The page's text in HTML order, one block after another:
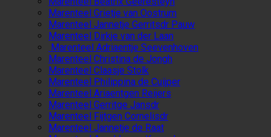
Marenteel Grietje van Oostrum
Marenteel Jannetje Gerritsdr Pauw
Marenteel Dirkje van der Laan
Marenteel Adriaentje Seevenhoven
Marenteel Christina de Jongh
Marenteel Claasje Stolk
Marenteel Philippina de Cuijper
Marenteel Ariaentgen Reijers
Marenteel Gerritge Jansdr
Marenteel Fijtgen Cornelisdr
Marenteel Jannetje de Raat